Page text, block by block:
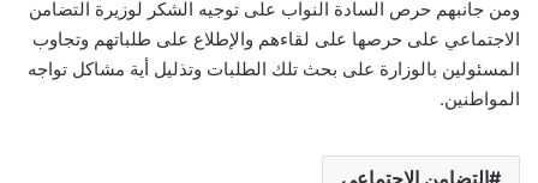
ومن جانبهم حرص السادة النواب على توجيه الشكر لوزيرة التضامن
الاجتماعي على حرصها على لقاءهم والإطلاع على طلباتهم وتجاوب
المسئولين بالوزارة على بحث تلك الطلبات وتذليل أية مشاكل تواجه
المواطنين.
التضامن الاجتماعي